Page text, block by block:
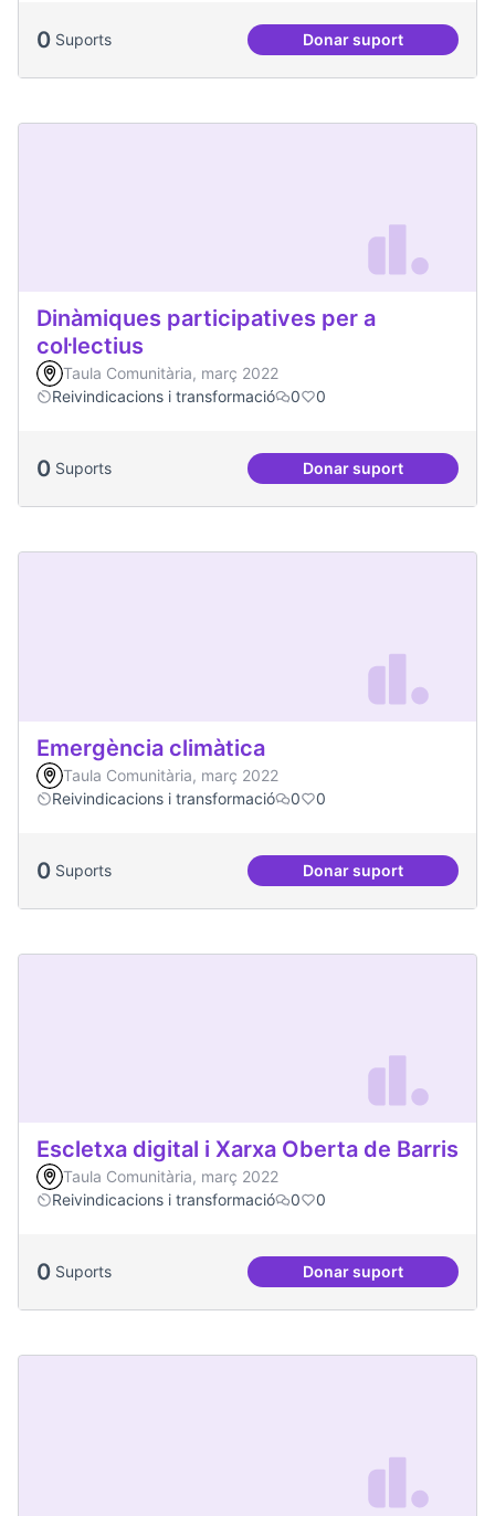
0 Suports Donar suport
Dinàmiques
Dinàmiques participatives per a
col·lectius
Taula Comunitària, març 2022
Reivindicacions i transformació
0 0
0 Suports Donar suport
Dinàmiques
Emergència climàtica
Taula Comunitària, març 2022
Reivindicacions i transformació
0 0
0 Suports Donar suport
Emergència
Escletxa digital i Xarxa Oberta de Barris
Taula Comunitària, març 2022
Reivindicacions i transformació
0 0
0 Suports Donar suportEscletxa digital i